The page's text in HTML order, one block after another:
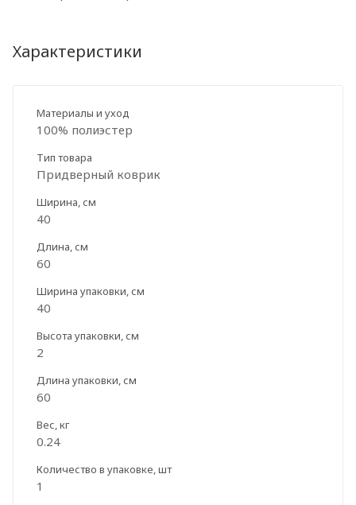
Характеристики
Материалы и уход
100% полиэстер
Тип товара
Придверный коврик
Ширина, см
40
Длина, см
60
Ширина упаковки, см
40
Высота упаковки, см
2
Длина упаковки, см
60
Вес, кг
0.24
Количество в упаковке, шт
1